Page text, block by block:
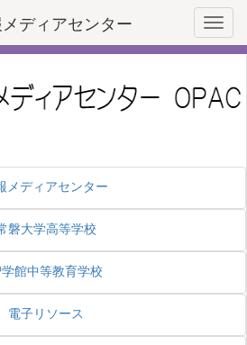
ディアセンター
メディアセンター
磐大学高等学校
館中等教育学校
電子リソース